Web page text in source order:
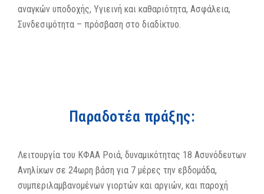
αναγκών υποδοχής, Υγιεινή και καθαριότητα, Ασφάλεια,
Συνδεσιμότητα – πρόσβαση στο διαδίκτυο.
Παραδοτέα πράξης:
Λειτουργία του ΚΦΑΑ Ροιά, δυναμικότητας 18 Ασυνόδευτων
Ανηλίκων σε 24ωρη βάση για 7 μέρες την εβδομάδα,
συμπεριλαμβανομένων γιορτών και αργιών, και παροχή